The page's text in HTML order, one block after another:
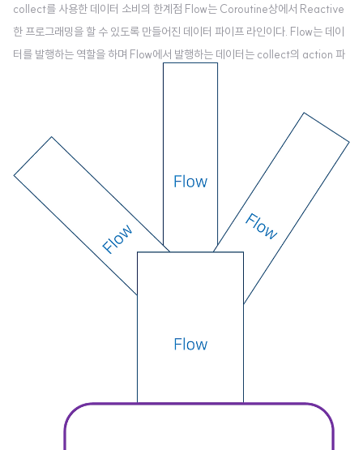
collect를 사용한 데이터 소비의 한계점 Flow는 Coroutine상에서 Reactive
한 프로그래밍을 할 수 있도록 만들어진 데이터 파이프 라인이다. Flow는 데이
터를 발행하는 역할을 하며 Flow에서 발행하는 데이터는 collect의 action 파
lector { override suspend fun emit(value: T) = action(value) }) collec
t의 인자로 들어가는 action 블록은 flow에서 발행된 데이터를 순차적으로 받
아 su..